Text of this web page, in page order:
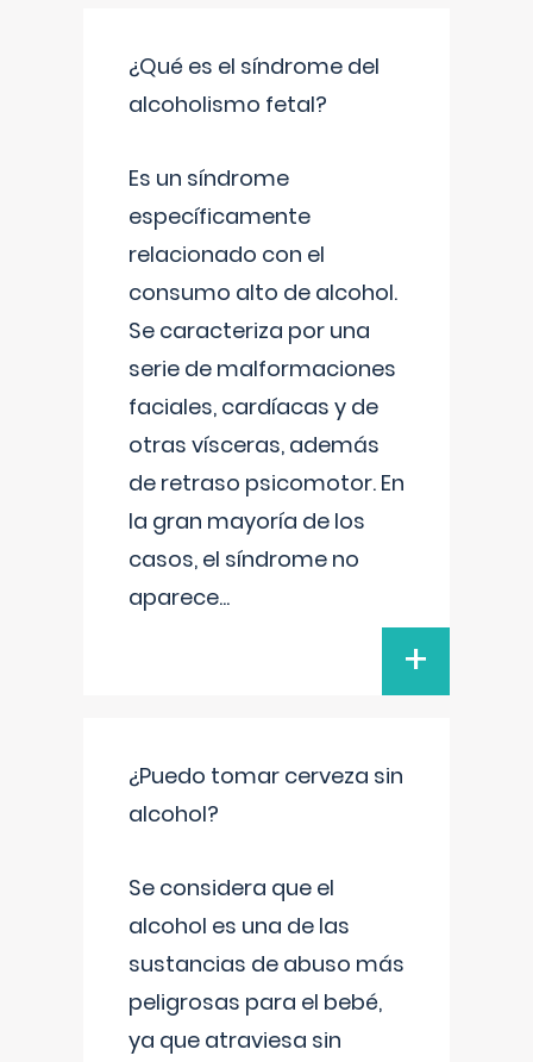
¿Qué es el síndrome del
alcoholismo fetal?
Es un síndrome
específicamente
relacionado con el
consumo alto de alcohol.
Se caracteriza por una
serie de malformaciones
faciales, cardíacas y de
otras vísceras, además
de retraso psicomotor. En
la gran mayoría de los
casos, el síndrome no
aparece...
+
¿Puedo tomar cerveza sin
alcohol?
Se considera que el
alcohol es una de las
sustancias de abuso más
peligrosas para el bebé,
ya que atraviesa sin